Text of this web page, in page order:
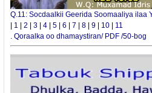
Q.11: Socdaalkii Geerida Soomaaliya ilaa
1 2 3 4 5 6 7 8 9 10
11
. Qoraalka oo dhamaystiran/ PDF /50-bog